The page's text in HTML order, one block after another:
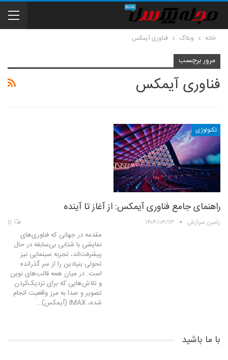
خانه وبلاگ فناوری آیمکس
مرور برچسب
فناوری آیمکس
تکنولوژی
راهنمای جامع فناوری آیمکس: از آغاز تا آینده
رامین سرازش ۱۴۰۴/۰۳/۱۳
مقدمه در جهانی که فناوری‌های
نمایشی با شتابی بی‌سابقه در حال
پیشرفت‌اند، تجربه سینمایی نیز
تحولی بنیادین را از سر گذرانده
است. در میان همه قالب‌های نوین
و تلاش‌هایی که برای نزدیک‌کردن
تصویر و صدا به مرز واقعیت انجام
شده، IMAX (آیمکس)…
با ما باشید